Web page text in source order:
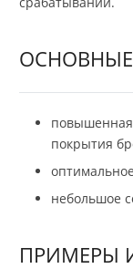
повышенная
покрытия
небольшое
ПРИМЕРЫ